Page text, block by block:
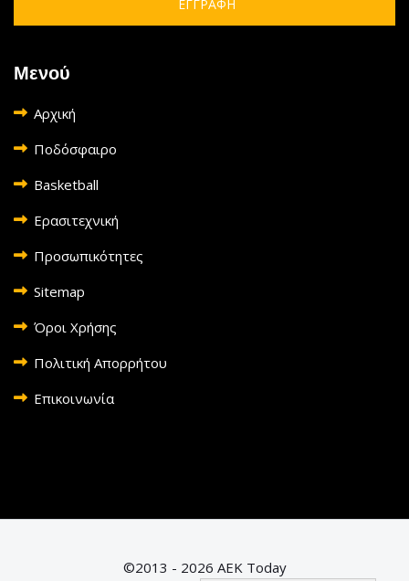
ΕΓΓΡΑΦΗ
Μενού
Αρχική
Ποδόσφαιρο
Basketball
Ερασιτεχνική
Προσωπικότητες
Sitemap
Όροι Χρήσης
Πολιτική Απορρήτου
Επικοινωνία
©2013 - 2026 AEK Today